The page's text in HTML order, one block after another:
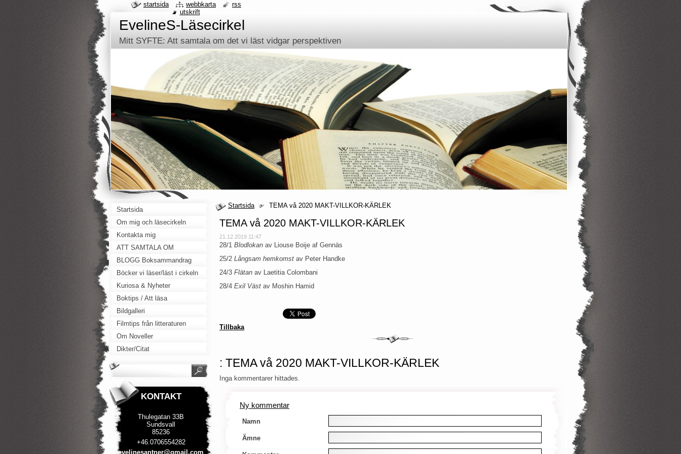
EvelineS-Läsecirkel
Mitt SYFTE: Att samtala om det vi läst vidgar perspektiven
Startsida TEMA vå 2020 MAKT-VILLKOR-KÄRLEK
TEMA vå 2020 MAKT-VILLKOR-KÄRLEK
21.12.2019 11:47
28/1 Blodlokan av Liouse Boije af Gennäs
25/2 Långsam hemkomst av Peter Handke
24/3 Flätan av Laetitia Colombani
28/4 Exil Väst av Moshin Hamid
Tillbaka
: TEMA vå 2020 MAKT-VILLKOR-KÄRLEK
Inga kommentarer hittades.
Ny kommentar
Namn
Ämne
Startsida
Om mig och läsecirkeln
Kontakta mig
ATT SAMTALA OM
BLOGG Boksammandrag
Böcker vi läser/läst i cirkeln
Kuriosa & Nyheter
Boktips / Att läsa
Bildgalleri
Filmtips från litteraturen
Om Noveller
Dikter/Citat
KONTAKT
Thulegatan 33B
Sundsvall
85236
+46.0706554282
evelinesantner@gmail.com
startsida webbkarta
rss
utskrift